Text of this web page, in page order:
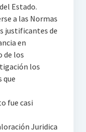
Estado.
a las Normas
justificantes de
en
de los
los
que
fue casi
Juridica